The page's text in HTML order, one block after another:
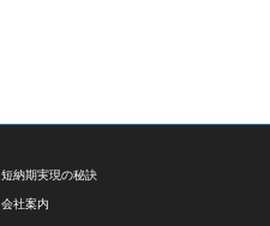
短納期実現の秘訣
会社案内